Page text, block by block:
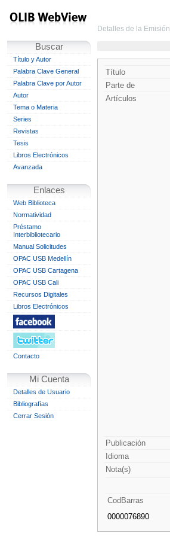
Buscar
Título y Autor
Palabra Clave General
Palabra Clave por Autor
Autor
Tema o Materia
Series
Revistas
Tesis
Libros Electrónicos
Avanzada
Enlaces
Web Biblioteca
Normatividad
Préstamo
Interbibliotecario
Manual Solicitudes
OPAC USB Medellín
OPAC USB Cartagena
OPAC USB Cali
Recursos Digitales
Libros Electrónicos
Contacto
Mi Cuenta
Detalles de Usuario
Bibliografías
Cerrar Sesión
Detalles de la Emisión
Título
Parte de
Artículos
Publicación
Idioma
Nota(s)
CodBarras
0000076890